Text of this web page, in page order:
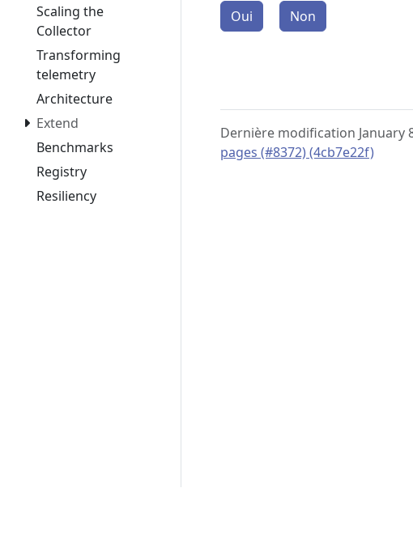
Scaling the
Collector
Transforming
telemetry
Architecture
Extend
Benchmarks
Registry
Resiliency
Oui Non
Dernière modification January
pages (#8372) (4cb7e22f)